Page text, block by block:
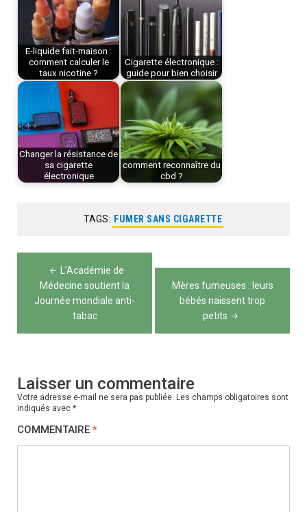
E-liquide fait-maison :
comment calculer le
taux nicotine ?
Cigarette électronique :
guide pour bien choisir
Changer la résistance de
sa cigarette
électronique
comment reconnaître du
cbd ?
TAGS: FUMER SANS CIGARETTE
Navigation
de
l’article
L’Académie de
Médecine soutient la
Journée mondiale anti-
tabac
Mères fumeuses : leurs
bébés naissent trop
petits
Laisser un commentaire
Votre adresse e-mail ne sera pas publiée. Les champs obligatoires sont
indiqués avec *
COMMENTAIRE *